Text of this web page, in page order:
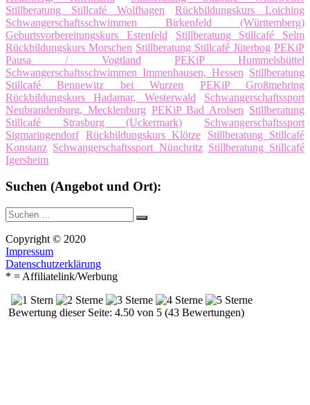
Stillberatung Stillcafé Wolfhagen
Rückbildungskurs Loiching
Schwangerschaftsschwimmen Birkenfeld (Württemberg)
Geburtsvorbereitungskurs Estenfeld
Stillberatung Stillcafé Selm
Rückbildungskurs Morschen Stillberatung Stillcafé Jüterbog PEKiP
Pausa / Vogtland
PEKiP Hummelsbüttel
Schwangerschaftsschwimmen Immenhausen, Hessen Stillberatung
Stillcafé Bennewitz bei Wurzen
PEKiP Großmehring
Rückbildungskurs Hadamar, Westerwald
Schwangerschaftssport
Neubrandenburg, Mecklenburg PEKiP Bad Arolsen Stillberatung
Stillcafé Strasburg (Uckermark)
Schwangerschaftssport
Sigmaringendorf Rückbildungskurs Klötze
Stillberatung Stillcafé
Konstanz Schwangerschaftssport Nünchritz Stillberatung Stillcafé
Igersheim
Suchen (Angebot und Ort):
Suche
nach:
Suchen
Copyright © 2020
Impressum
Datenschutzerklärung
* = Affiliatelink/Werbung
Bewertung dieser Seite: 4.50 von 5 (43 Bewertungen)